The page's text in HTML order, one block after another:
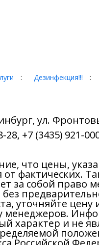
Дезинфекция!!!
ул.
28, +7 (3435) 921-
что цены,
от фактических.
за собой право
уточняйте цену
менеджеров.
характер и не
Российской